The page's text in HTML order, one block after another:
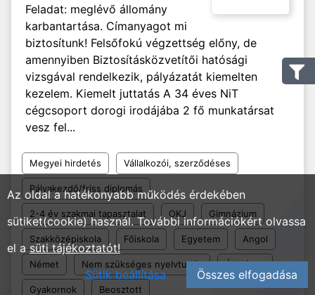
Feladat: meglévő állomány
karbantartása. Címanyagot mi
biztosítunk! Felsőfokú végzettség előny, de
amennyiben Biztosításközvetítői hatósági
vizsgával rendelkezik, pályázatát kiemelten
kezelem. Kiemelt juttatás A 34 éves NiT
cégcsoport dorogi irodájába 2 fő munkatársat
vesz fel...
Megyei hirdetés Vállalkozói, szerződéses
Pályakezdő/friss diplomás
2-4 év szakmai tapasztalat OKJ Gimnázium
Szakközépiskola Főiskola Egyetem Angol
Német Nem szükséges nyelvtudás Általános
Gyakornok Beosztott
Az oldal a hatékonyabb működés érdekében
sütiket(cookie) használ. További információkért olvassa
el asüti tájékoztatót!
Sütik beállítása
Összes elfogadása